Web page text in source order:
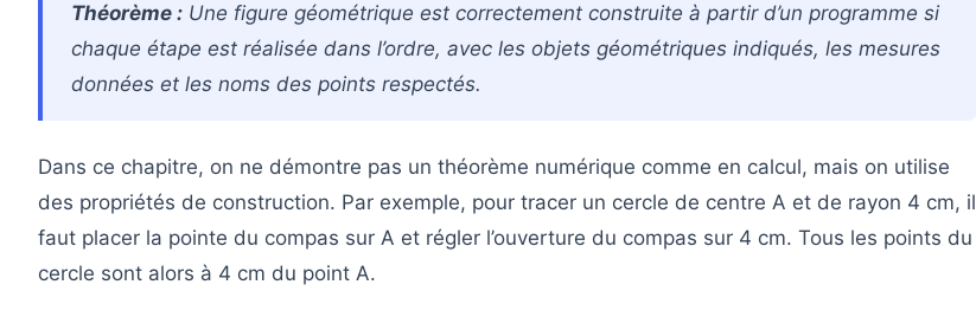
Théorème : Une figure géométrique est correctement construite à partir d’un programme si
chaque étape est réalisée dans l’ordre, avec les objets géométriques indiqués, les mesures
données et les noms des points respectés.
Dans ce chapitre, on ne démontre pas un théorème numérique comme en calcul, mais on utilise
des propriétés de construction. Par exemple, pour tracer un cercle de centre A et de rayon 4 cm, il
faut placer la pointe du compas sur A et régler l’ouverture du compas sur 4 cm. Tous les points du
cercle sont alors à 4 cm du point A.